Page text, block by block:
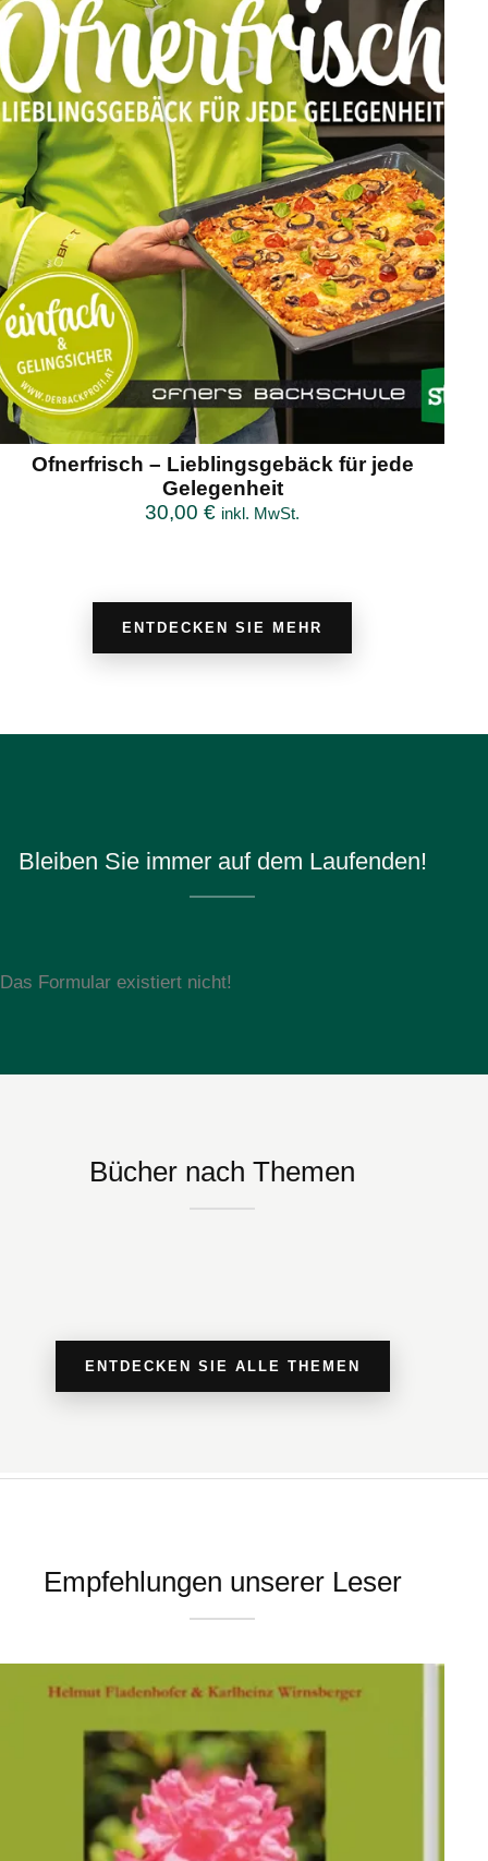
Ofnerfrisch – Lieblingsgebäck für jede
Gelegenheit
30,00 € inkl. MwSt.
ENTDECKEN SIE MEHR
Bleiben Sie immer auf dem Laufenden!
Das Formular existiert nicht!
Bücher nach Themen
ENTDECKEN SIE ALLE THEMEN
Empfehlungen unserer Leser